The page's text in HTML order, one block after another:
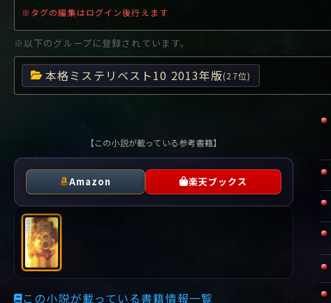
※タグの編集はログイン後行えます
※以下のグループに登録されています。
本格ミステリベスト10 2013年版(27位)
【この小説が載っている参考書籍】
Amazon 楽天ブックス
この小説が載っている書籍情報一覧